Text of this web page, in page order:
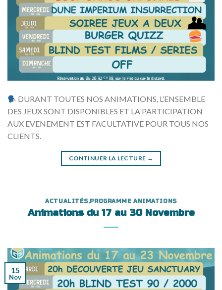
DURANT TOUTES NOS ANIMATIONS, L’ENSEMBLE
DES JEUX SONT DISPONIBLES ET LA PARTICIPATION
AUX EVENEMENT EST FACULTATIVE POUR TOUS NOS
CLIENTS.
CONTINUER LA LECTURE →
ACTUALITÉS,PROGRAMME ANIMATIONS
Animations du 17 au 30 Novembre
15
Nov